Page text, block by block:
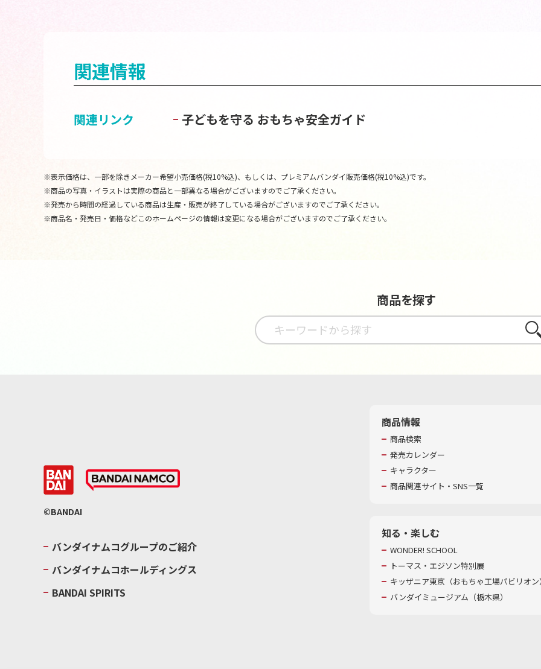
関連情報
関連リンク 子どもを守る おもちゃ安全ガイド
※表示価格は、一部を除きメーカー希望小売価格(税10%込)、もしくは、プレミアムバンダイ販売価格(税10%込)です。
※商品の写真・イラストは実際の商品と一部異なる場合がございますのでご了承ください。
※発売から時間の経過している商品は生産・販売が終了している場合がございますのでご了承ください。
※商品名・発売日・価格などこのホームページの情報は変更になる場合がございますのでご了承ください。
商品を探す
さが
©BANDAI
バンダイナムコグループのご紹介
バンダイナムコホールディングス
BANDAI SPIRITS
商品情報
商品検索
発売カレンダー
キャラクター
商品関連サイト・SNS一覧
知る・楽しむ
WONDER! SCHOOL
トーマス・エジソン特別展
キッザニア東京（おもちゃ工場パビリオ
バンダイミュージアム（栃木県）